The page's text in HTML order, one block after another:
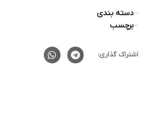
دسته بندی
برچسب
اشتراک گذاری: